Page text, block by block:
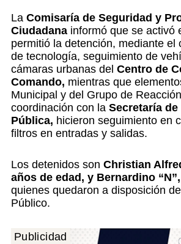
La Comisaría de Seguridad y
Ciudadana informó que se activó
permitió la detención, mediante el
de tecnología, seguimiento de
cámaras urbanas del Centro de
Comando, mientras que
Municipal y del Grupo de
coordinación con la Secretaría de
Pública, hicieron seguimiento en
filtros en entradas y salidas.
Los detenidos son Christian
años de edad, y Bernardino
quienes quedaron a disposición
Público.
Publicidad